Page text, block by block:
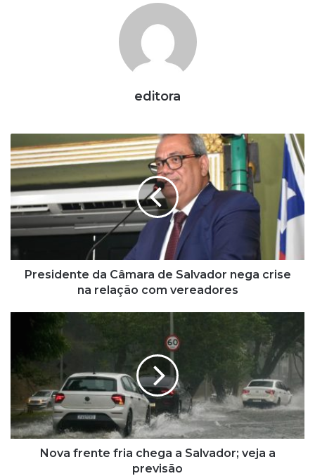
editora
r
e
s
i
d
e
t
r
d
e
S
Presidente da Câmara de Salvador nega crise
na relação com vereadores
e
n
t
Nova frente fria chega a Salvador; veja a
previsão